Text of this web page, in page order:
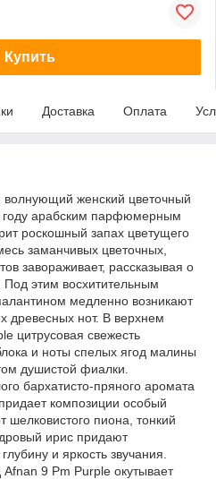
Купить
Доставка Оплата
женский цветочный
арабским парфюмерным
роскошный запах цветущего
заманчивых цветочных,
завораживает, рассказывая о
Под этим восхитительным
медленно возникают
древесных нот. В верхнем
цитрусовая свежесть
и ноты спелых ягод малины
душистой фиалки.
бархатисто-пряного аромата
композиции особый
пиона, тонкий
ирис придают
и яркость звучания.
9 Pm Purple окутывает